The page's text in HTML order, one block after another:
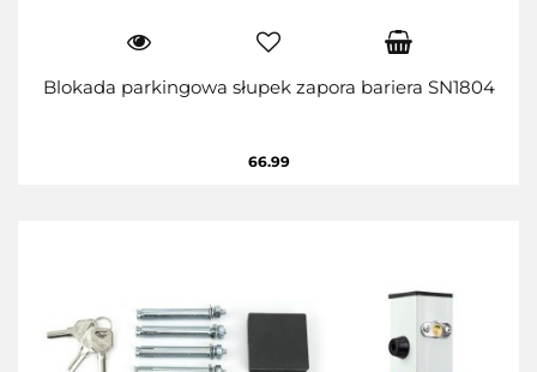
Blokada parkingowa słupek zapora bariera SN1804
66.99